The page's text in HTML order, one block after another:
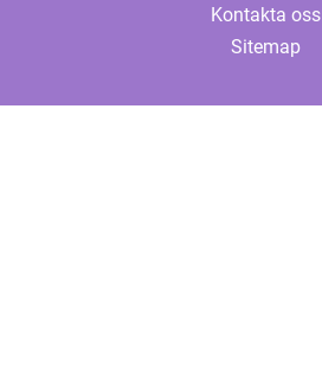
Kontakta oss
Sitemap